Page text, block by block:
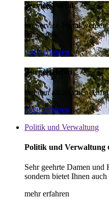
Service-Portal
Im Service-Portal
umgestellt.
mehr erfahren
Bürgertelefon
Bei den alltäglichen
mehr erfahren
Politik und Verwaltung
Politik und Verwaltung
Sehr geehrte Damen
sondern bietet Ihnen
mehr erfahren